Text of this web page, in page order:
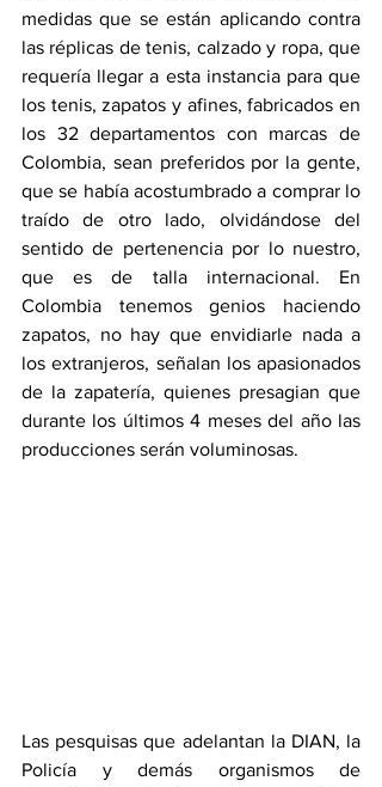
medidas que se están aplicando contra
las réplicas de tenis, calzado y ropa, que
requería llegar a esta instancia para que
los tenis, zapatos y afines, fabricados en
los 32 departamentos con marcas de
Colombia, sean preferidos por la gente,
que se había acostumbrado a comprar lo
traído de otro lado, olvidándose del
sentido de pertenencia por lo nuestro,
que es de talla internacional. En
Colombia tenemos genios haciendo
zapatos, no hay que envidiarle nada a
los extranjeros, señalan los apasionados
de la zapatería, quienes presagian que
durante los últimos 4 meses del año las
producciones serán voluminosas.
Las pesquisas que adelantan la DIAN, la
Policía y demás organismos de